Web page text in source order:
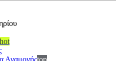
hot
Αναμονήςtop